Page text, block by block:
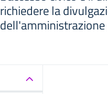
richiedere la
dell'amministrazione